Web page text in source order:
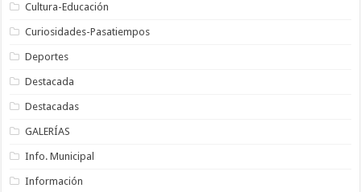
Cultura-Educación
Curiosidades-Pasatiempos
Deportes
Destacada
Destacadas
GALERÍAS
Info. Municipal
Información